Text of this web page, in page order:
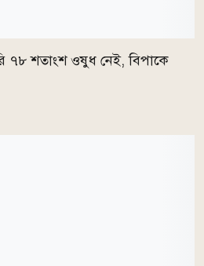
৭৮ শতাংশ ওষুধ নেই, বিপাকে